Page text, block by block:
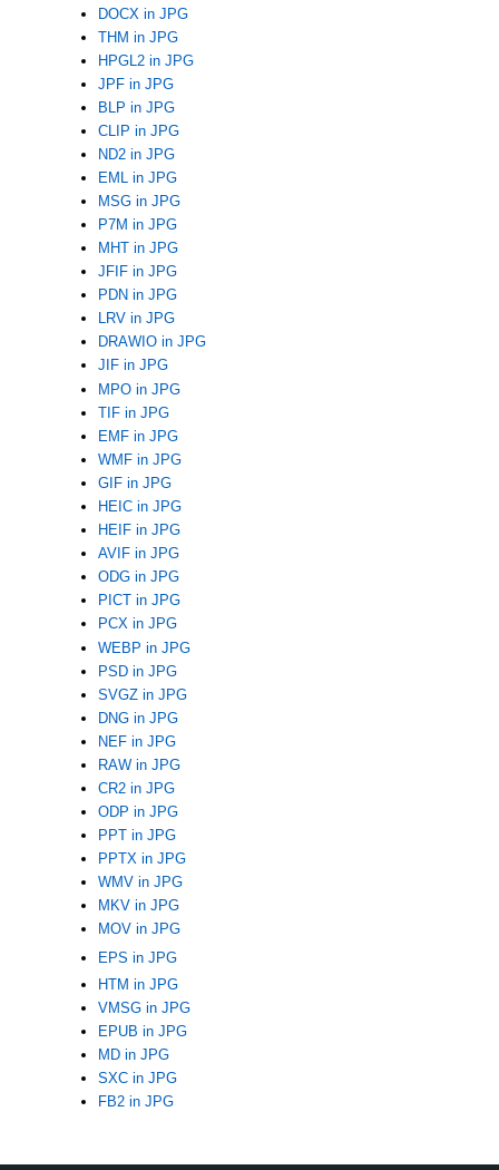
DOCX in JPG
THM in JPG
HPGL2 in JPG
JPF in JPG
BLP in JPG
CLIP in JPG
ND2 in JPG
EML in JPG
MSG in JPG
P7M in JPG
MHT in JPG
JFIF in JPG
PDN in JPG
LRV in JPG
DRAWIO in JPG
JIF in JPG
MPO in JPG
TIF in JPG
EMF in JPG
WMF in JPG
GIF in JPG
HEIC in JPG
HEIF in JPG
AVIF in JPG
ODG in JPG
PICT in JPG
PCX in JPG
WEBP in JPG
PSD in JPG
SVGZ in JPG
DNG in JPG
NEF in JPG
RAW in JPG
CR2 in JPG
ODP in JPG
PPT in JPG
PPTX in JPG
WMV in JPG
MKV in JPG
MOV in JPG
EPS in JPG
HTM in JPG
VMSG in JPG
EPUB in JPG
MD in JPG
SXC in JPG
FB2 in JPG